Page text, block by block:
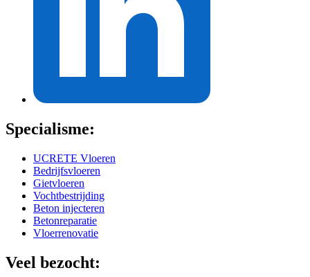
Specialisme:
UCRETE Vloeren
Bedrijfsvloeren
Gietvloeren
Vochtbestrijding
Beton injecteren
Betonreparatie
Vloerrenovatie
Veel bezocht: